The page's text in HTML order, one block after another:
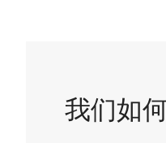
我们如